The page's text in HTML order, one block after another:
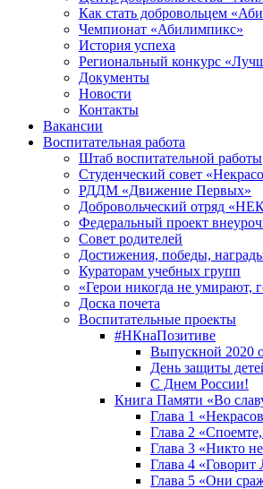
Как стать добровольцем
Чемпионат «Абилимпикс»
История успеха
Региональный конкурс
Документы
Новости
Контакты
Вакансии
Воспитательная работа
Штаб воспитательной работы
Студенческий совет
РДДМ «Движение Первых»
Добровольческий отряд
Федеральный проект
Совет родителей
Достижения, победы,
Кураторам учебных групп
«Герои никогда не умирают,
Доска почета
Воспитательные проекты
#НКнаПозитиве
Выпускной 2020
День защиты
С Днем России!
Книга Памяти «Во
Глава 1
Глава 2 «Споемте,
Глава 3 «Никто
Глава 4 «Говорит
Глава 5 «Они